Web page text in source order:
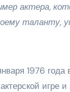
актера,
таланту,
1976
игре